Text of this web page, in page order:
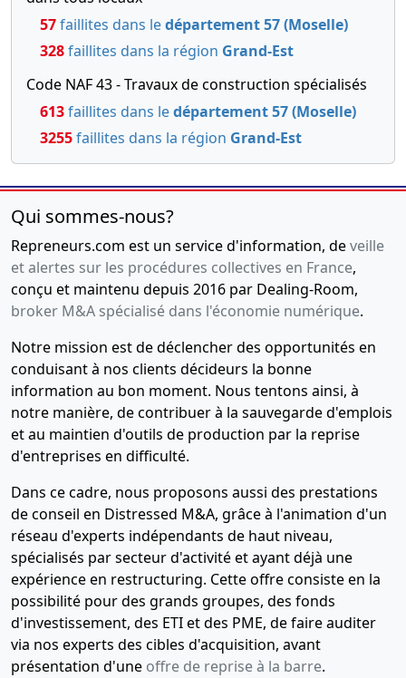
57faillites dans ledépartement 57 (Moselle)
328faillites dans la région Grand-Est
Code NAF 43 - Travaux de construction spécialisés
613faillites dans ledépartement 57 (Moselle)
3255faillites dans la région Grand-Est
Qui sommes-nous?
Repreneurs.com est un service d'information, deveille
et alertes sur les procédures collectives en France,
conçu et maintenu depuis 2016 par Dealing-Room,
broker M&A spécialisé dans l'économie numérique.
Notre mission est de déclencher des opportunités en
conduisant à nos clients décideurs la bonne
information au bon moment. Nous tentons ainsi, à
notre manière, de contribuer à la sauvegarde d'emplois
et au maintien d'outils de production par la reprise
d'entreprises en difficulté.
Dans ce cadre, nous proposons aussi des prestations
de conseil en Distressed M&A, grâce à l'animation d'un
réseau d'experts indépendants de haut niveau,
spécialisés par secteur d'activité et ayant déjà une
expérience en restructuring. Cette offre consiste en la
possibilité pour des grands groupes, des fonds
d'investissement, des ETI et des PME, de faire auditer
via nos experts des cibles d'acquisition, avant
présentation d'une offre de reprise à la barre.